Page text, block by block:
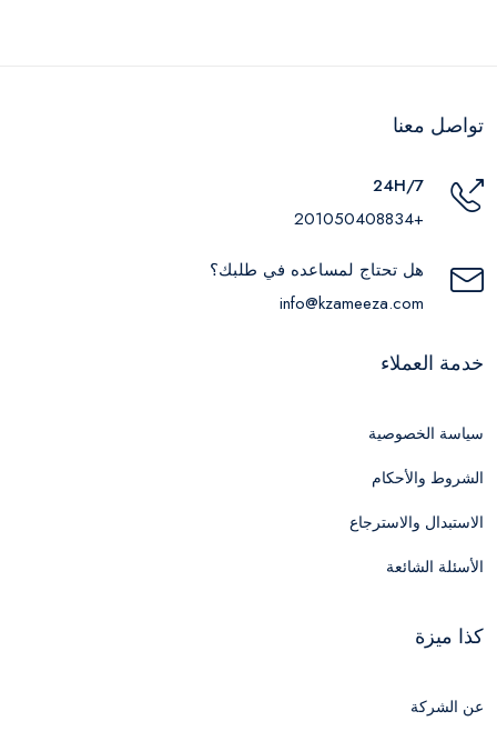
تواصل معنا
24H/7
+201050408834
هل تحتاج لمساعده في طلبك؟
info@kzameeza.com
خدمة العملاء
سياسة الخصوصية
الشروط والأحكام
الاستبدال والاسترجاع
الأسئلة الشائعة
كذا ميزة
عن الشركة